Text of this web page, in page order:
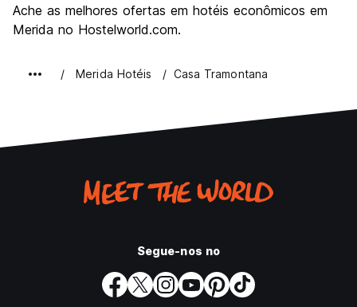
Ache as melhores ofertas em hotéis econômicos em
Merida no Hostelworld.com.
Merida Hotéis Casa Tramontana
Segue-nos no